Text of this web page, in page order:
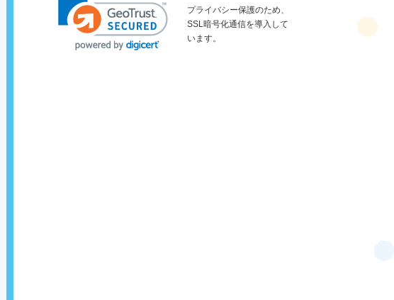
プライバシー保護のため、
SSL暗号化通信を導入して
います。